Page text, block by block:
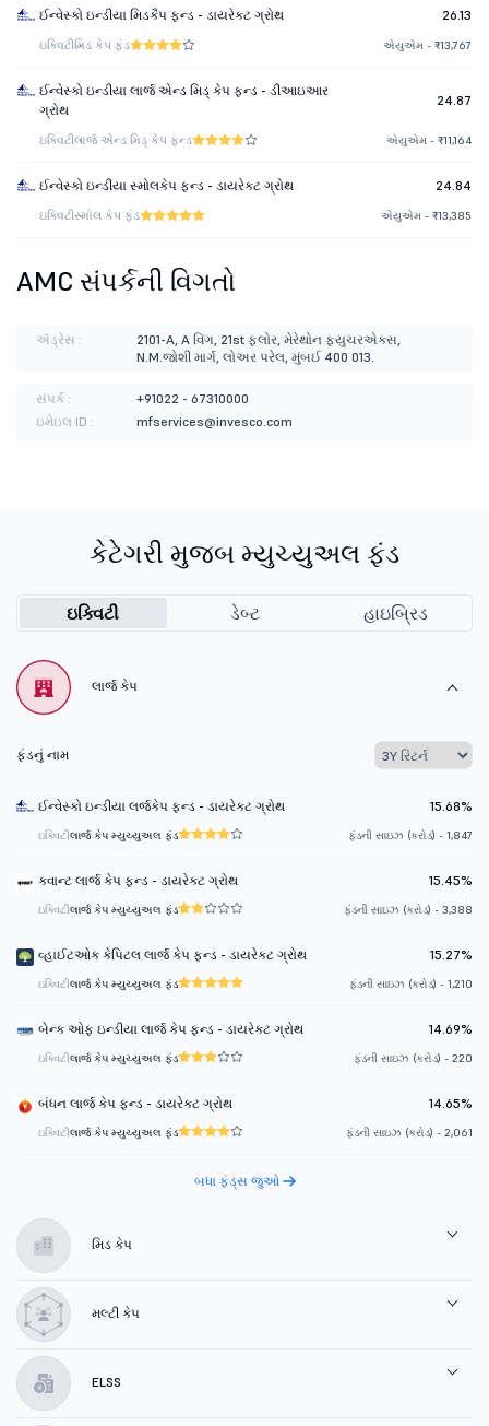
ઈન્વેસ્કો ઇન્ડીયા મિડકૈપ ફન્ડ - ડાયરેક્ટ ગ્રોથ 26.13
ઇક્વિટીમિડ કેપ ફંડ એયુએમ - ₹13,767
ઈન્વેસ્કો ઇન્ડીયા લાર્જ એન્ડ મિડ્ કેપ ફન્ડ - ડીઆઇઆર
ગ્રોથ
24.87
ઇક્વિટીલાર્જ એન્ડ મિડ્ કેપ ફન્ડ એયુએમ - ₹11,164
ઈન્વેસ્કો ઇન્ડીયા સ્મોલકેપ ફન્ડ - ડાયરેક્ટ ગ્રોથ 24.84
ઇક્વિટીસ્મોલ કેપ ફંડ એયુએમ - ₹13,385
AMC સંપર્કની વિગતો
ઍડ્રેસ :
2101-A, A વિંગ, 21st ફ્લોર, મેરેથોન ફ્યુચરએક્સ,
N.M.જોશી માર્ગ, લોઅર પરેલ, મુંબઈ 400 013.
સંપર્ક :
+91022 - 67310000
ઇમેઇલ ID :
mfservices@invesco.com
કેટેગરી મુજબ મ્યુચ્યુઅલ ફંડ
ઇક્વિટી ડેબ્ટ હાઇબ્રિડ
લાર્જ કેપ
ફંડનું નામ
ઈન્વેસ્કો ઇન્ડીયા લર્જકેપ ફન્ડ - ડાયરેક્ટ ગ્રોથ 15.68%
ઇક્વિટીલાર્જ કેપ મ્યુચ્યુઅલ ફંડ ફંડની સાઇઝ (કરોડ) - 1,847
ક્વાન્ટ લાર્જ કેપ ફન્ડ - ડાયરેક્ટ ગ્રોથ 15.45%
ઇક્વિટીલાર્જ કેપ મ્યુચ્યુઅલ ફંડ ફંડની સાઇઝ (કરોડ) - 3,388
વ્હાઈટઓક કેપિટલ લાર્જ કેપ ફન્ડ - ડાયરેક્ટ ગ્રોથ 15.27%
ઇક્વિટીલાર્જ કેપ મ્યુચ્યુઅલ ફંડ ફંડની સાઇઝ (કરોડ) - 1,210
બેન્ક ઓફ ઇન્ડીયા લાર્જ કેપ ફન્ડ - ડાયરેક્ટ ગ્રોથ 14.69%
ઇક્વિટીલાર્જ કેપ મ્યુચ્યુઅલ ફંડ ફંડની સાઇઝ (કરોડ) - 220
બંધન લાર્જ કેપ ફન્ડ - ડાયરેક્ટ ગ્રોથ 14.65%
ઇક્વિટીલાર્જ કેપ મ્યુચ્યુઅલ ફંડ ફંડની સાઇઝ (કરોડ) - 2,061
બધા ફંડ્સ જુઓ
મિડ કેપ
મલ્ટી કેપ
ELSS